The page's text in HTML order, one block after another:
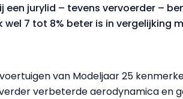
een jurylid – tevens vervoerder –
7 tot 8% beter is in vergelijking
van Modeljaar 25
verbeterde aerodynamica en